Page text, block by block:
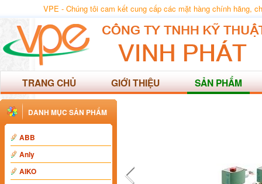
VPE - Chúng tôi cam kết cung cấp các mặt hàng chính hãng,
TRANG CHỦ GIỚI THIỆU SẢN PHẨM
DANH MỤC SẢN PHẨM
ABB
Anly
AIKO